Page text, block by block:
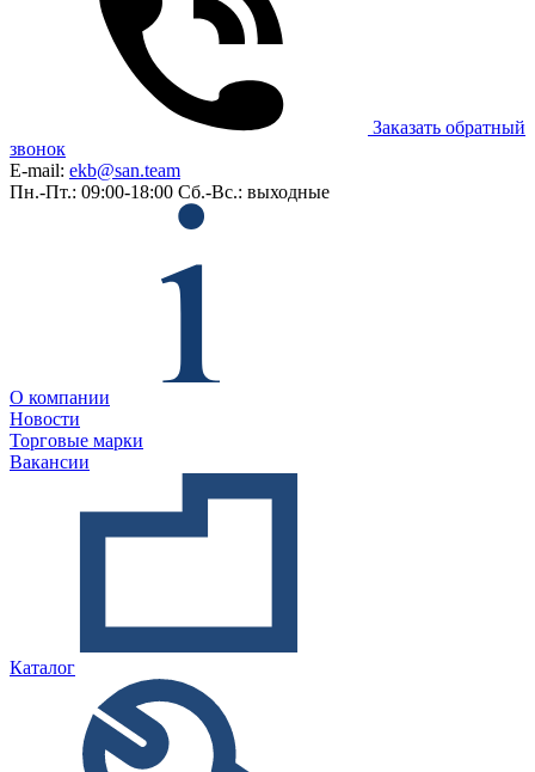
Заказать обратный
звонок
E-mail: ekb@san.team
Пн.-Пт.: 09:00-18:00 Сб.-Вс.: выходные
О компании
Новости
Торговые марки
Вакансии
Каталог